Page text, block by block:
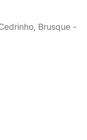
Brusque -